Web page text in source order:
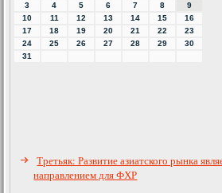
3
4 5 6 7 8
9
10
11 12 13 14 15
16
17
18 19 20 21 22
23
24
25 26 27 28 29
30
31
Третьяк: Развитие азиатского рынка
направлением для ФХР